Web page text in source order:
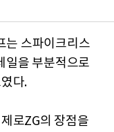
는 스파이크리스
일을 부분적으로
다.
로ZG의 장점을